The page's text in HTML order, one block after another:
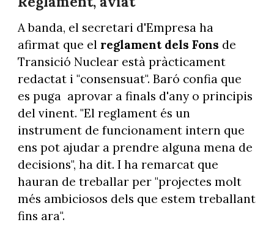
A banda, el secretari d'Empresa ha
afirmat que el reglament dels Fons de
Transició Nuclear està pràcticament
redactat i "consensuat". Baró confia que
es puga aprovar a finals d'any o principis
del vinent. "El reglament és un
instrument de funcionament intern que
ens pot ajudar a prendre alguna mena de
decisions", ha dit. I ha remarcat que
hauran de treballar per "projectes molt
més ambiciosos dels que estem treballant
fins ara".